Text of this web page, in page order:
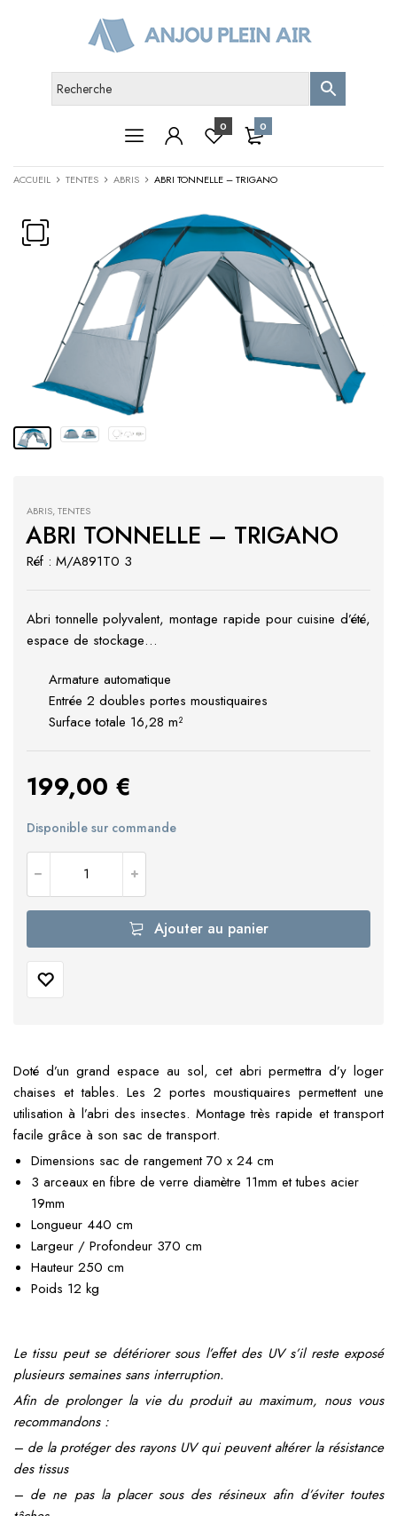
0 0
ACCUEIL TENTES ABRIS ABRI TONNELLE – TRIGANO
ABRIS,TENTES
ABRI TONNELLE – TRIGANO
Réf : M/A891T0 3
Abri tonnelle polyvalent, montage rapide pour cuisine d’été,
espace de stockage…
Armature automatique
Entrée 2 doubles portes moustiquaires
Surface totale 16,28 m²
199,00 €
Disponible sur commande
Ajouter au panier
Doté d’un grand espace au sol, cet abri permettra d’y loger
chaises et tables. Les 2 portes moustiquaires permettent une
utilisation à l’abri des insectes. Montage très rapide et transport
facile grâce à son sac de transport.
Dimensions sac de rangement 70 x 24 cm
3 arceaux en fibre de verre diamètre 11mm et tubes acier
19mm
Longueur 440 cm
Largeur / Profondeur 370 cm
Hauteur 250 cm
Poids 12 kg
Le tissu peut se détériorer sous l’effet des UV s’il reste exposé
plusieurs semaines sans interruption.
Afin de prolonger la vie du produit au maximum, nous vous
recommandons :
– de la protéger des rayons UV qui peuvent altérer la résistance
des tissus
– de ne pas la placer sous des résineux afin d’éviter toutes